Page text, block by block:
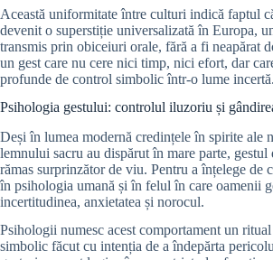
Această uniformitate între culturi indică faptul
devenit o superstiție universalizată în Europa,
transmis prin obiceiuri orale, fără a fi neapărat
un gest care nu cere nici timp, nici efort, dar
profunde de control simbolic într-o lume incertă.
Psihologia gestului: controlul iluzoriu și
Deși în lumea modernă credințele în spirite ale
lemnului sacru au dispărut în mare parte, gestul
rămas surprinzător de viu. Pentru a înțelege de
în psihologia umană și în felul în care oamenii
incertitudinea, anxietatea și norocul.
Psihologii numesc acest comportament un
simbolic făcut cu intenția de a îndepărta